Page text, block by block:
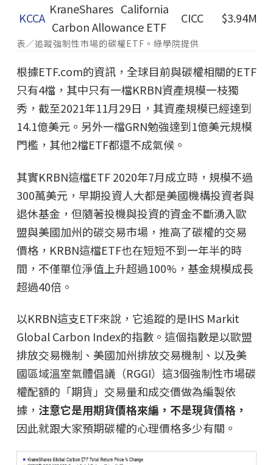
KCCA
KraneShares California
Carbon Allowance ETF
CICC $3.94M
表／追蹤強制性市場的碳權ETF。綠學院提供
根據ETF.com的資訊，全球目前與碳權相關的ETF
只有4檔，其中只有一檔KRBN資產規模一枝獨
秀，截至2021年11月29日，其資產規模已經達到
14.1億美元。另外一檔GRN勉強達到1億美元規模
門檻，其他2檔ETF都還不成氣候。
其實KRBN這檔ETF 2020年7月成立時，規模不過
300萬美元，早期投資人大都是美國機構投資者與
退休基金，但隨著投機與投資的資金不斷湧入歐
盟與美國加州的碳交易市場，推高了碳權的交易
價格，KRBN這檔ETF也在短短不到一年半的時
間，不僅單位淨值上升超過100%，基金規模成長
超過40倍。
以KRBN這支ETF來說，它追蹤的是IHS Markit
Global Carbon Index的指數。這個指數是以歐盟
排放交易機制、美國加州排放交易機制、以及美
國區域溫室氣體倡議（RGGI）這3個強制性市場碳
權配額的「期貨」交易量和成交價做為編製依
據， 注意它是用期貨價格來編，不是現貨價格，
因此就跟大家預期碳權的心理價格多少有關。